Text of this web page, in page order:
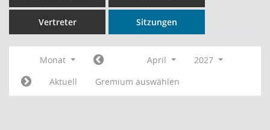
Vertreter Sitzungen
Monat April
2027
Aktuell
Gremium auswählen